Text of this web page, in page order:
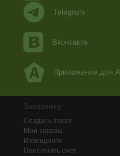
Telegram
Вконтакте
Приложение для
Заказчику
Создать заказ
Мои заказы
Извещения
Пополнить счёт